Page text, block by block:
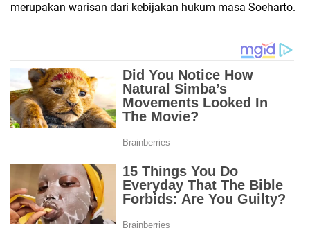
merupakan warisan dari kebijakan hukum masa Soeharto.